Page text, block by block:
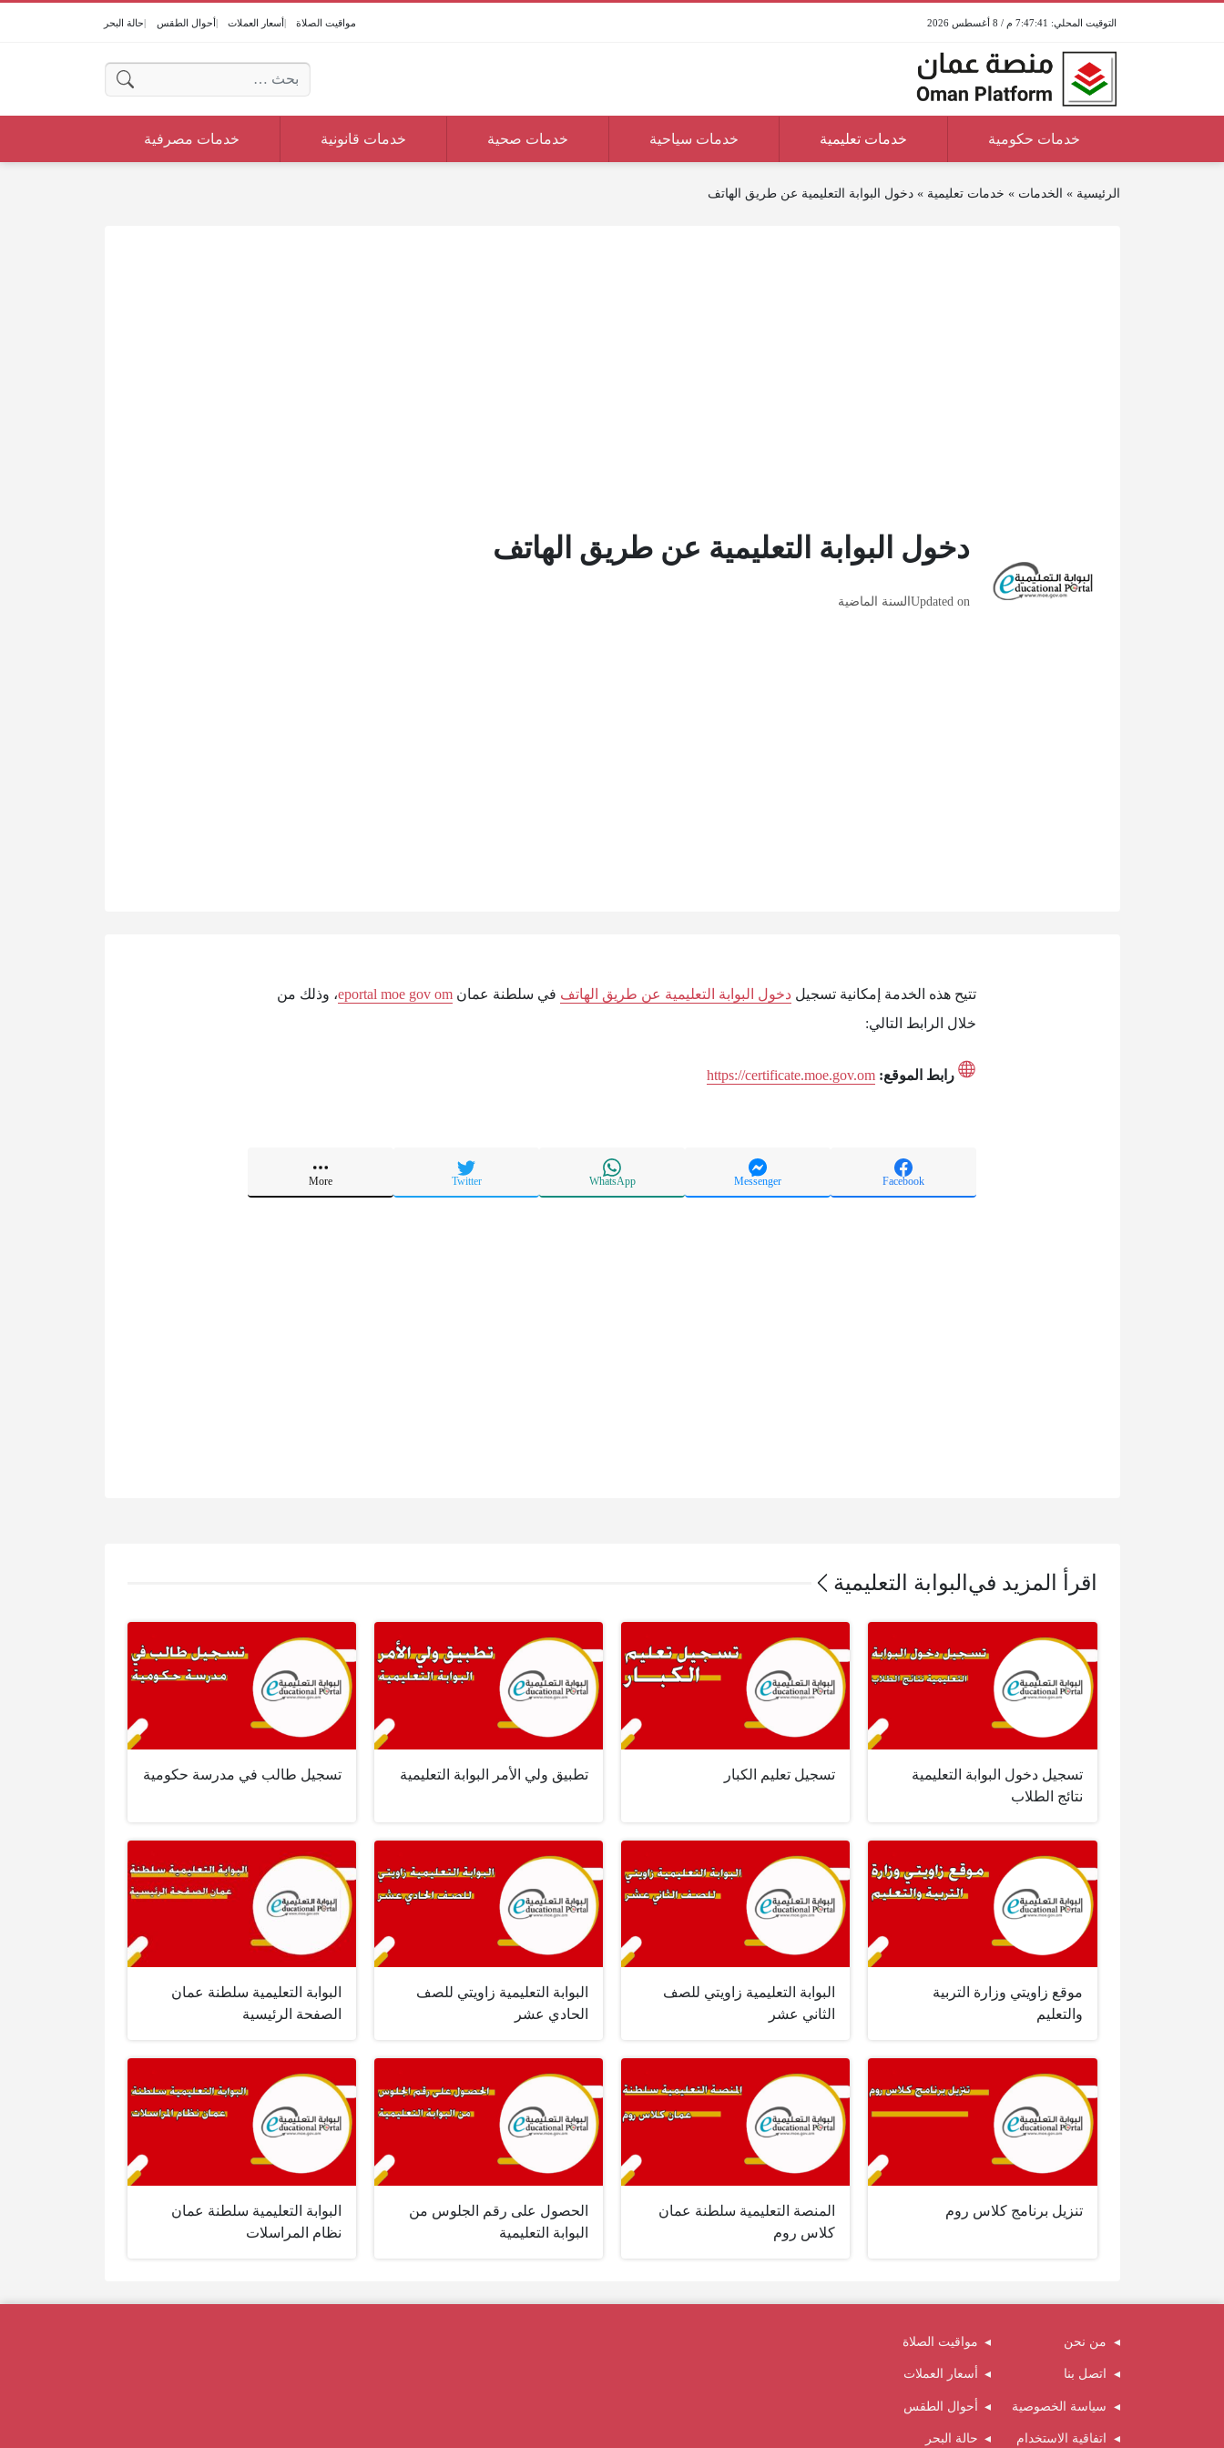
7:47:41 م / 8 أغسطس 2026 مواقيت الصلاة أسعار العملات أحوال الطقس حالة البحر
البحث عن:
خدمات حكومية خدمات تعليمية خدمات سياحية خدمات صحية خدمات قانونية خدمات مصرفية
الرئيسية » الخدمات » خدمات تعليمية »دخول البوابة التعليمية عن طريق الهاتف
دخول البوابة التعليمية عن طريق الهاتف
Updated onالسنة الماضية
تتيح هذه الخدمة إمكانية تسجيل دخول البوابة التعليمية عن طريق الهاتف في سلطنة عمان eportal moe gov om، وذلك من
خلال الرابط التالي:
رابط الموقع: https://certificate.moe.gov.om
Facebook
Messenger
WhatsApp
Twitter
More
اقرأ المزيد في البوابة التعليمية
تسجيل دخول البوابة التعليمية
نتائج الطلاب
تسجيل تعليم الكبار تطبيق ولي الأمر البوابة التعليمية تسجيل طالب في مدرسة حكومية
موقع زاويتي وزارة التربية
والتعليم
البوابة التعليمية زاويتي للصف
الثاني عشر
البوابة التعليمية زاويتي للصف
الحادي عشر
البوابة التعليمية سلطنة عمان
الصفحة الرئيسية
تنزيل برنامج كلاس روم
المنصة التعليمية سلطنة عمان
كلاس روم
الحصول على رقم الجلوس من
البوابة التعليمية
البوابة التعليمية سلطنة عمان
نظام المراسلات
من نحن
اتصل بنا
سياسة الخصوصية
اتفاقية الاستخدام
مواقيت الصلاة
أسعار العملات
أحوال الطقس
حالة البحر